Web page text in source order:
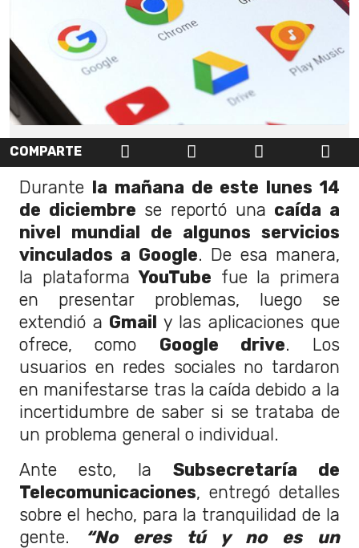
COMPARTE
Durante la mañana de este lunes 14
de diciembre se reportó una caída a
nivel mundial de algunos servicios
vinculados a Google. De esa manera,
la plataformaYouTube fue la primera
en presentar problemas, luego se
extendió a Gmail y las aplicaciones que
ofrece, como Google drive. Los
usuarios en redes sociales no tardaron
en manifestarse tras la caída debido a la
incertidumbre de saber si se trataba de
un problema general o individual.
Ante esto, la Subsecretaría de
Telecomunicaciones, entregó detalles
sobre el hecho, para la tranquilidad de la
gente.
“No eres tú y no es un